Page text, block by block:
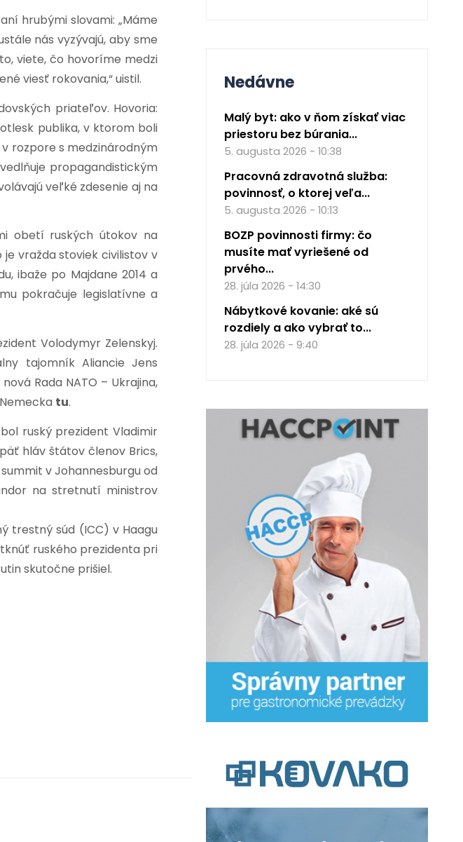
hrubými slovami: „Máme
nás vyzývajú, aby sme
viete, čo hovoríme medzi
viesť rokovania,“ uistil.
priateľov. Hovoria:
publika, v ktorom boli
rozpore s medzinárodným
propagandistickým
veľké zdesenie aj na
obetí ruských útokov na
vražda stoviek civilistov v
ibaže po Majdane 2014 a
pokračuje legislatívne a
Volodymyr Zelenskyj.
tajomník Aliancie Jens
Rada NATO – Ukrajina,
tu.
ruský prezident Vladimir
hláv štátov členov Brics,
v Johannesburgu od
na stretnutí ministrov
trestný súd (ICC) v Haagu
ruského prezidenta pri
skutočne prišiel.
Nedávne
Malý byt: ako v ňom získať viac
priestoru bez búrania...
5. augusta 2026 - 10:38
Pracovná zdravotná služba:
povinnosť, o ktorej veľa...
5. augusta 2026 - 10:13
BOZP povinnosti firmy: čo
musíte mať vyriešené od
prvého...
28. júla 2026 - 14:30
Nábytkové kovanie: aké sú
rozdiely a ako vybrať to...
28. júla 2026 - 9:40